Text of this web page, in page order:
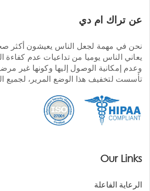
عن تراك ام دي
نحن في مهمة لجعل الناس يعيشون أكثر
يعاني الناس يوميا من تداعيات عدم كفاءة
وعدم إمكانية الوصول إليها وكونها غير
تأسست لتخفيف هذا الوضع المرير، لجميع
Our Links
الرعاية الفاعلة